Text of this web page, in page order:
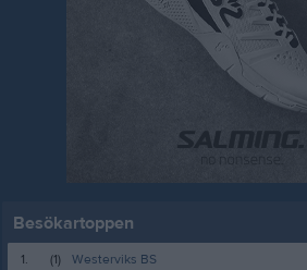
Besökartoppen
1. (1)
Westerviks BS